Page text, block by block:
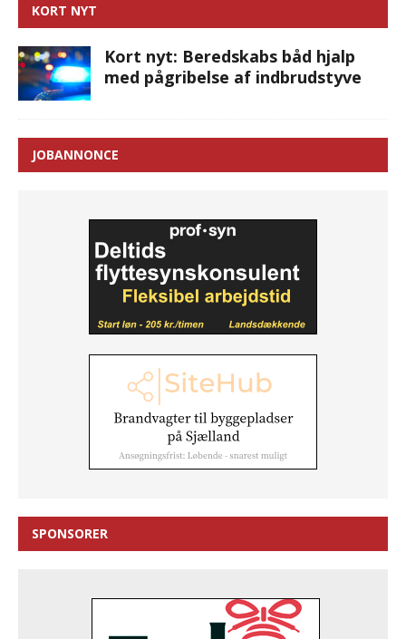
KORT NYT
Kort nyt: Beredskabs båd hjalp
med pågribelse af indbrudstyve
JOBANNONCE
SPONSORER